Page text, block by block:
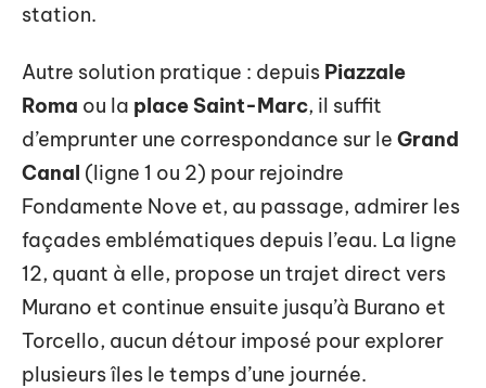
station.
Autre solution pratique : depuis Piazzale
Roma ou la place Saint-Marc, il suffit
d’emprunter une correspondance sur le Grand
Canal (ligne 1 ou 2) pour rejoindre
Fondamente Nove et, au passage, admirer les
façades emblématiques depuis l’eau. La ligne
12, quant à elle, propose un trajet direct vers
Murano et continue ensuite jusqu’à Burano et
Torcello, aucun détour imposé pour explorer
plusieurs îles le temps d’une journée.